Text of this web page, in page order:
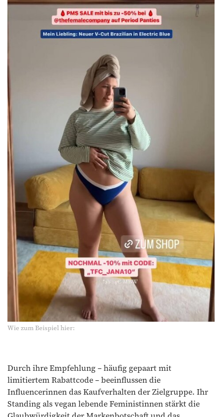
Wie zum Beispiel hier:
Durch ihre Empfehlung – häufig gepaart mit
limitiertem Rabattcode – beeinflussen die
Influencerinnen das Kaufverhalten der Zielgruppe. Ihr
Standing als vegan lebende Feministinnen stärkt die